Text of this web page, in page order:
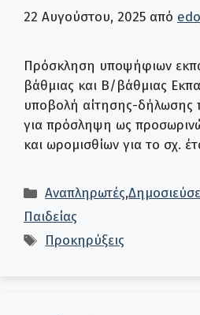
22 Αυγούστου, 2025 από
Πρόσκληση υποψήφιων
βάθμιας και Β/βάθμιας
υποβολή αίτησης-δήλωσης
για πρόσληψη ως
και ωρομισθίων για το σχ.
Κατηγορίες
Αναπληρωτές,
Παιδείας
Ετικέτες
Προκηρύξεις